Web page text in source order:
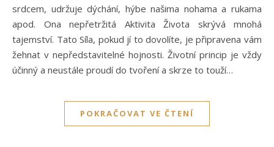
srdcem, udržuje dýchání, hýbe našima nohama a rukama
apod. Ona nepřetržitá Aktivita Života skrývá mnohá
tajemství. Tato Síla, pokud jí to dovolíte, je připravena vám
žehnat v nepředstavitelné hojnosti. Životní princip je vždy
účinný a neustále proudí do tvoření a skrze to touží…
POKRAČOVAT VE ČTENÍ